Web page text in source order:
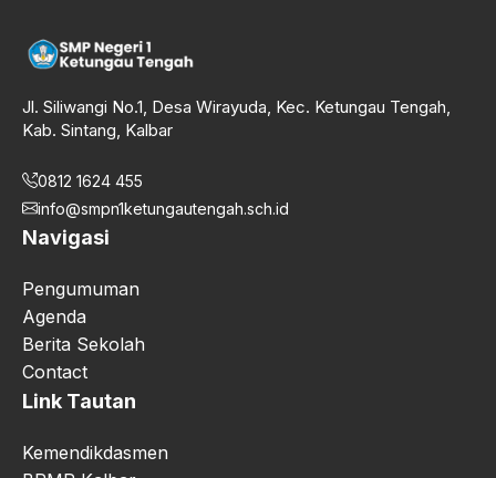
Jl. Siliwangi No.1, Desa Wirayuda, Kec. Ketungau Tengah,
Kab. Sintang, Kalbar
0812 1624 455
info@smpn1ketungautengah.sch.id
Navigasi
Pengumuman
Agenda
Berita Sekolah
Contact
Link Tautan
Kemendikdasmen